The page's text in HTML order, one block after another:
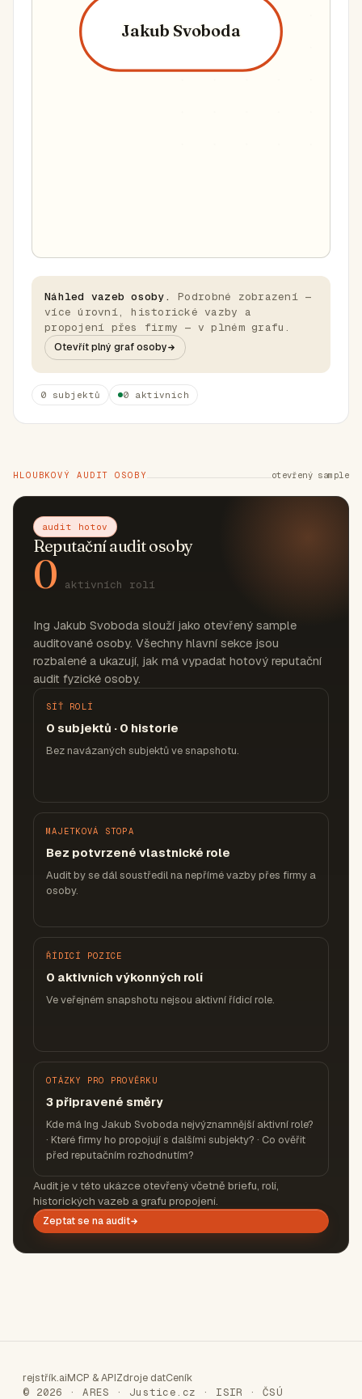
Jakub Svoboda
Náhled vazeb osoby.
Podrobné zobrazení —
více úrovní, historické vazby a
propojení přes firmy — v plném grafu.
Otevřít plný graf osoby
0 subjektů 0 aktivních
HLOUBKOVÝ AUDIT OSOBY otevřený sample
audit hotov
Reputační audit osoby
0 aktivních rolí
Ing Jakub Svoboda slouží jako otevřený sample
auditované osoby. Všechny hlavní sekce jsou
rozbalené a ukazují, jak má vypadat hotový reputační
audit fyzické osoby.
SÍŤ ROLÍ
0 subjektů · 0 historie
Bez navázaných subjektů ve snapshotu.
MAJETKOVÁ STOPA
Bez potvrzené vlastnické role
Audit by se dál soustředil na nepřímé vazby přes firmy a
osoby.
ŘÍDICÍ POZICE
0 aktivních výkonných rolí
Ve veřejném snapshotu nejsou aktivní řídicí role.
OTÁZKY PRO PROVĚRKU
3 připravené směry
Kde má Ing Jakub Svoboda nejvýznamnější aktivní role?
· Které firmy ho propojují s dalšími subjekty? · Co ověřit
před reputačním rozhodnutím?
Audit je v této ukázce otevřený včetně briefu, rolí,
historických vazeb a grafu propojení.
Zeptat se na audit
rejstřík.aiMCP & APIZdroje datCeník
© 2026 · ARES · Justice.cz · ISIR · ČSÚ